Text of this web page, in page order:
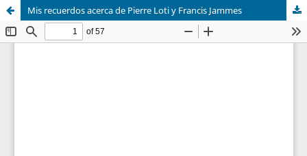
Mis recuerdos acerca de Pierre Loti y Francis Jammes